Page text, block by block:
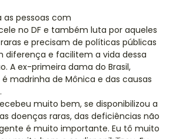
as pessoas com
no DF e também luta por aqueles
e precisam de políticas públicas
e facilitem a vida dessa
A ex-primeira dama do Brasil,
é madrinha de Mônica e das causas
muito bem, se disponibilizou a
doenças raras, das deficiências não
é muito importante. Eu tô muito